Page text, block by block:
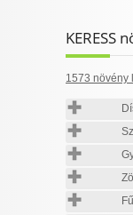
KERESS
1573 növény